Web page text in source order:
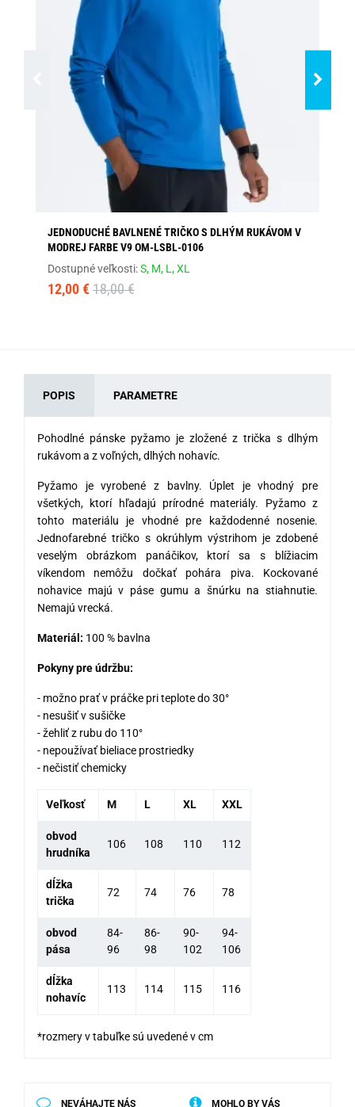
JEDNODUCHÉ BAVLNENÉ TRIČKO S DLHÝM RUKÁVOM V
MODREJ FARBE V9 OM-LSBL-0106
Dostupné veľkosti:S, M, L,XL
12,00 € 18,00 €
POPIS PARAMETRE
Pohodlné pánske pyžamo je zložené z trička s dlhým
rukávom a z voľných, dlhých nohavíc.
Pyžamo je vyrobené z bavlny. Úplet je vhodný pre
všetkých, ktorí hľadajú prírodné materiály. Pyžamo z
tohto materiálu je vhodné pre každodenné nosenie.
Jednofarebné tričko s okrúhlym výstrihom je zdobené
veselým obrázkom panáčikov, ktorí sa s blížiacim
víkendom nemôžu dočkať pohára piva. Kockované
nohavice majú v páse gumu a šnúrku na stiahnutie.
Nemajú vrecká.
Materiál: 100 % bavlna
Pokyny pre údržbu:
- možno prať v práčke pri teplote do 30°
- nesušiť v sušičke
- žehliť z rubu do 110°
- nepoužívať bieliace prostriedky
- nečistiť chemicky
Veľkosť M L XL XXL
obvod
hrudníka
106 108 110 112
dĺžka
trička
72 74 76 78
obvod
pása
84-
96
86-
98
90-
102
94-
106
dĺžka
nohavíc
113 114 115 116
*rozmery v tabuľke sú uvedené v cm
NEVÁHAJTE NÁS
MOHLO BY VÁS